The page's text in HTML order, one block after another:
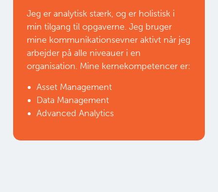
Jeg er analytisk stærk, og er holistisk i
min tilgang til opgaverne. Jeg bruger
mine kommunikationsevner aktivt når jeg
arbejder på alle niveauer i en
organisation. Mine kernekompetencer er:
Asset Management
Data Management
Advanced Analytics